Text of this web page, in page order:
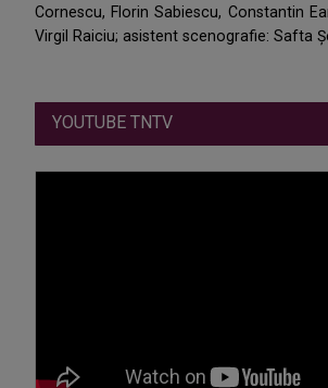
Cornescu, Florin Sabiescu, Constantin
Virgil Raiciu; asistent scenografie: Safta
YOUTUBE TNTV